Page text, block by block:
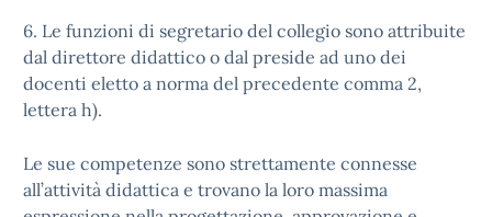
6. Le funzioni di segretario del collegio sono attribuite
dal direttore didattico o dal preside ad uno dei
docenti eletto a norma del precedente comma 2,
lettera h).
Le sue competenze sono strettamente connesse
all’attività didattica e trovano la loro massima